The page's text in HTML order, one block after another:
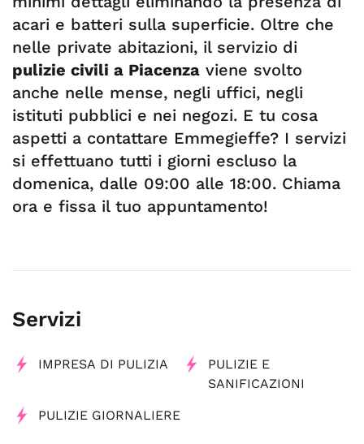
acari e batteri sulla superficie. Oltre che
nelle private abitazioni, il servizio di
pulizie civili a Piacenza viene svolto
anche nelle mense, negli uffici, negli
istituti pubblici e nei negozi. E tu cosa
aspetti a contattare Emmegieffe? I servizi
si effettuano tutti i giorni escluso la
domenica, dalle 09:00 alle 18:00. Chiama
ora e fissa il tuo appuntamento!
Servizi
IMPRESA DI PULIZIA
PULIZIE E
SANIFICAZIONI
PULIZIE GIORNALIERE